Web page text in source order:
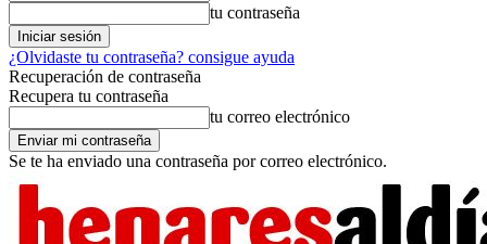
tu contraseña
¿Olvidaste tu contraseña? consigue ayuda
Recuperación de contraseña
Recupera tu contraseña
tu correo electrónico
Se te ha enviado una contraseña por correo electrónico.